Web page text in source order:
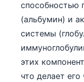
способностью
(альбумин) и
системы
этих
что делает
Български
Dansk
Nederlands
हिन्दी